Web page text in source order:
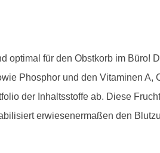
optimal für den Obstkorb im Büro!
Phosphor und den Vitaminen A,
der Inhaltsstoffe ab. Diese
erwiesenermaßen den